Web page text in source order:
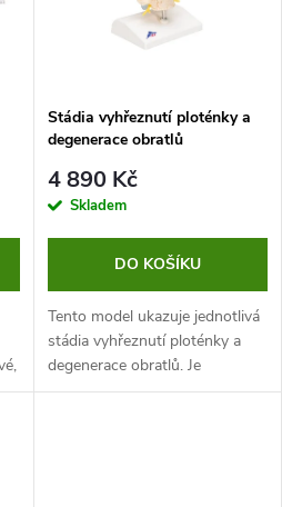
Stádia vyhřeznutí ploténky a
degenerace obratlů
4 890 Kč
Skladem
DO KOŠÍKU
Tento model ukazuje jednotlivá
stádia vyhřeznutí ploténky a
degenerace obratlů. Je
vyhotoven podle skutečné